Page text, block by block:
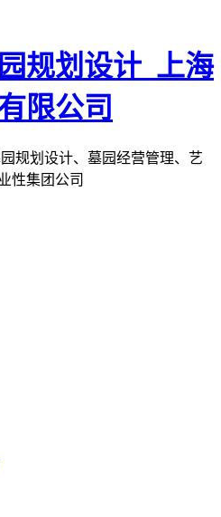
规划设计、墓园经营管理、艺
性集团公司